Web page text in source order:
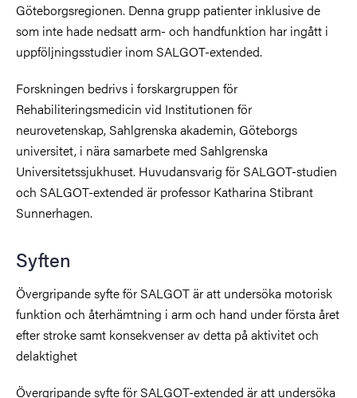
Göteborgsregionen. Denna grupp patienter inklusive de
som inte hade nedsatt arm- och handfunktion har ingått i
uppföljningsstudier inom SALGOT-extended.
Forskningen bedrivs i forskargruppen för
Rehabiliteringsmedicin vid Institutionen för
neurovetenskap, Sahlgrenska akademin, Göteborgs
universitet, i nära samarbete med Sahlgrenska
Universitetssjukhuset. Huvudansvarig för SALGOT-studien
och SALGOT-extended är professor Katharina Stibrant
Sunnerhagen.
Syften
Övergripande syfte för SALGOT är att undersöka motorisk
funktion och återhämtning i arm och hand under första året
efter stroke samt konsekvenser av detta på aktivitet och
delaktighet
Övergripande syfte för SALGOT-extended är att undersöka